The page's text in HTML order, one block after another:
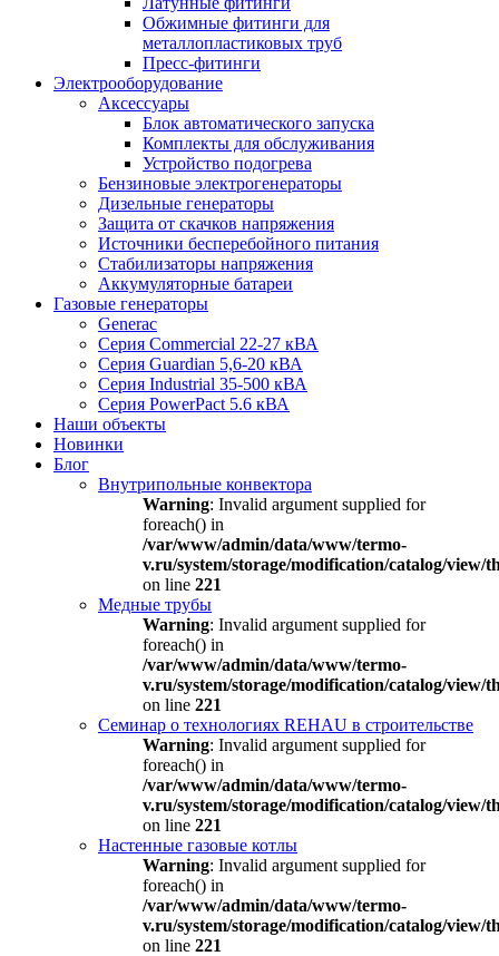
Обжимные фитинги для
металлопластиковых труб
Пресс-фитинги
Электрооборудование
Аксессуары
Блок автоматического запуска
Комплекты для обслуживания
Устройство подогрева
Бензиновые электрогенераторы
Дизельные генераторы
Защита от скачков напряжения
Источники бесперебойного питания
Стабилизаторы напряжения
Аккумуляторные батареи
Газовые генераторы
Generac
Серия Commercial 22-27 кВА
Серия Guardian 5,6-20 кВА
Серия Industrial 35-500 кВА
Серия PowerPact 5.6 кВА
Наши объекты
Новинки
Блог
Внутрипольные конвектора
Warning: Invalid argument supplied for
foreach() in
/var/www/admin/data/www/termo-
v.ru/system/storage/modification/catalog/view/
on line 221
Медные трубы
Warning: Invalid argument supplied for
foreach() in
/var/www/admin/data/www/termo-
v.ru/system/storage/modification/catalog/view/
on line 221
Семинар о технологиях REHAU в строительстве
Warning: Invalid argument supplied for
foreach() in
/var/www/admin/data/www/termo-
v.ru/system/storage/modification/catalog/view/
on line 221
Настенные газовые котлы
Warning: Invalid argument supplied for
foreach() in
/var/www/admin/data/www/termo-
v.ru/system/storage/modification/catalog/view/
on line 221